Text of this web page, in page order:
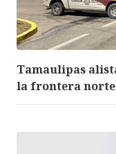
Tamaulipas
la frontera